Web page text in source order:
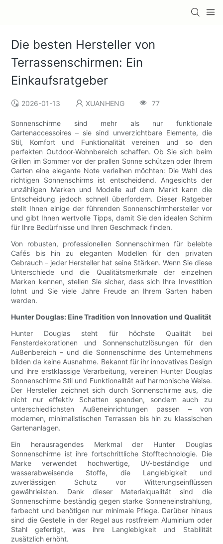
Die besten Hersteller von
Terrassenschirmen: Ein
Einkaufsratgeber
2026-01-13 XUANHENG 77
Sonnenschirme sind mehr als nur funktionale
Gartenaccessoires – sie sind unverzichtbare Elemente, die
Stil, Komfort und Funktionalität vereinen und so den
perfekten Outdoor-Wohnbereich schaffen. Ob Sie sich beim
Grillen im Sommer vor der prallen Sonne schützen oder Ihrem
Garten eine elegante Note verleihen möchten: Die Wahl des
richtigen Sonnenschirms ist entscheidend. Angesichts der
unzähligen Marken und Modelle auf dem Markt kann die
Entscheidung jedoch schnell überfordern. Dieser Ratgeber
stellt Ihnen einige der führenden Sonnenschirmhersteller vor
und gibt Ihnen wertvolle Tipps, damit Sie den idealen Schirm
für Ihre Bedürfnisse und Ihren Geschmack finden.
Von robusten, professionellen Sonnenschirmen für belebte
Cafés bis hin zu eleganten Modellen für den privaten
Gebrauch – jeder Hersteller hat seine Stärken. Wenn Sie diese
Unterschiede und die Qualitätsmerkmale der einzelnen
Marken kennen, stellen Sie sicher, dass sich Ihre Investition
lohnt und Sie viele Jahre Freude an Ihrem Garten haben
werden.
Hunter Douglas: Eine Tradition von Innovation und Qualität
Hunter Douglas steht für höchste Qualität bei
Fensterdekorationen und Sonnenschutzlösungen für den
Außenbereich – und die Sonnenschirme des Unternehmens
bilden da keine Ausnahme. Bekannt für ihr innovatives Design
und ihre erstklassige Verarbeitung, vereinen Hunter Douglas
Sonnenschirme Stil und Funktionalität auf harmonische Weise.
Der Hersteller zeichnet sich durch Sonnenschirme aus, die
nicht nur effektiv Schatten spenden, sondern auch zu
unterschiedlichsten Außeneinrichtungen passen – von
modernen, minimalistischen Terrassen bis hin zu klassischen
Gartenanlagen.
Ein herausragendes Merkmal der Hunter Douglas
Sonnenschirme ist ihre fortschrittliche Stofftechnologie. Die
Marke verwendet hochwertige, UV-beständige und
wasserabweisende Stoffe, die Langlebigkeit und
zuverlässigen Schutz vor Witterungseinflüssen
gewährleisten. Dank dieser Materialqualität sind die
Sonnenschirme beständig gegen starke Sonneneinstrahlung,
farbecht und benötigen nur minimale Pflege. Darüber hinaus
sind die Gestelle in der Regel aus rostfreiem Aluminium oder
Stahl gefertigt, was ihre Langlebigkeit und Stabilität
zusätzlich erhöht.